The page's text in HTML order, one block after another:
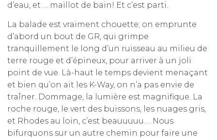
d’eau, et … maillot de bain! Et c’est parti.
La balade est vraiment chouette; on emprunte
d’abord un bout de GR, qui grimpe
tranquillement le long d’un ruisseau au milieu de
terre rouge et d’épineux, pour arriver à un joli
point de vue. Là-haut le temps devient menaçant
et bien qu’on ait les K-Way, on n’a pas envie de
traîner. Dommage, la lumière est magnifique. La
roche rouge, le vert des buissons, les nuages gris,
et Rhodes au loin, c’est beauuuuu…. Nous
bifurquons sur un autre chemin pour faire une